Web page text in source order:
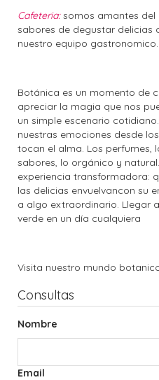
Cafeteria:somos amantes del
sabores de degustar delicias
nuestro equipo gastronomico.
Botánica es un momento de
apreciar la magia que nos
un simple escenario
nuestras emociones desde
tocan el alma. Los perfumes,
sabores, lo orgánico y
experiencia transformadora:
las delicias envuelvancon su
a algo extraordinario. Llegar
verde en un día cualquiera
Visita nuestro mundo
Consultas
Nombre
Email